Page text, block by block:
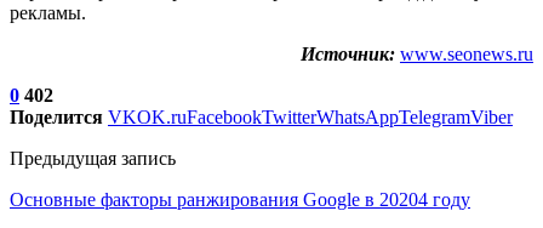
рекламы.
Источник: www.seonews.ru
0 402
Поделится VKOK.ruFacebookTwitterWhatsAppTelegramViber
Предыдущая запись
Основные факторы ранжирования Google в 20204 году